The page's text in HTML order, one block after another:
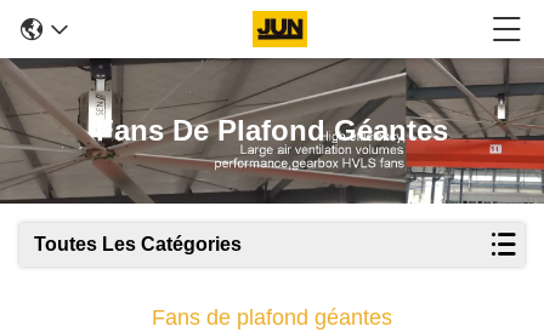
Fans De Plafond Géantes
Toutes Les Catégories
Fans de plafond géantes